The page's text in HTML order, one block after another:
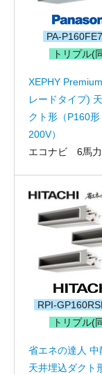
PA-
トリプル(
XEPHY
レードタイプ)
クト形（P160
200V）
エコナビ 6馬力
RPI-
トリプル(
省エネの達人 中
天井埋込ダクト